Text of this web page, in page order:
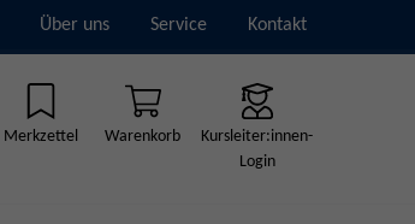
Über uns Service Kontakt
Merkzettel Warenkorb
Kursleiter:innen-
Login